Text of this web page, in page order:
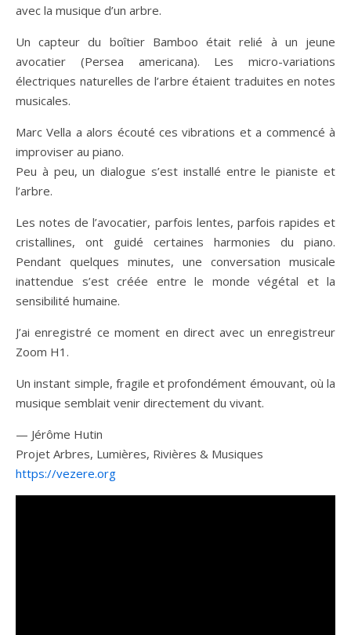
avec la musique d’un arbre.
Un capteur du boîtier Bamboo était relié à un jeune
avocatier (Persea americana). Les micro-variations
électriques naturelles de l’arbre étaient traduites en notes
musicales.
Marc Vella a alors écouté ces vibrations et a commencé à
improviser au piano.
Peu à peu, un dialogue s’est installé entre le pianiste et
l’arbre.
Les notes de l’avocatier, parfois lentes, parfois rapides et
cristallines, ont guidé certaines harmonies du piano.
Pendant quelques minutes, une conversation musicale
inattendue s’est créée entre le monde végétal et la
sensibilité humaine.
J’ai enregistré ce moment en direct avec un enregistreur
Zoom H1.
Un instant simple, fragile et profondément émouvant, où la
musique semblait venir directement du vivant.
— Jérôme Hutin
Projet Arbres, Lumières, Rivières & Musiques
https://vezere.org